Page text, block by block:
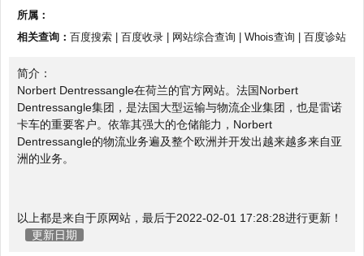
所属：
相关查询： 百度搜索 百度收录 网站综合查询 Whois查询 百度诊站
简介：
Norbert Dentressangle在荷兰的官方网站。法国Norbert
Dentressangle集团，是法国大型运输与物流企业集团，也是雷诺
卡车的重要客户。依靠其强大的仓储能力，Norbert
Dentressangle的物流业务遍及整个欧洲并开发出越来越多来自亚
洲的业务。
以上都是来自于原网站，最后于2022-02-01 17:28:28进行更新！
更新日期